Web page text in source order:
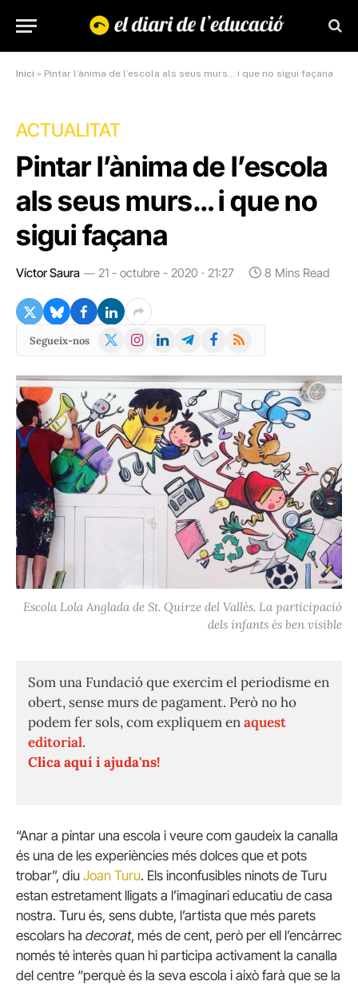
Inici » Pintar l’ànima de l’escola als seus murs… i que no sigui façana
ACTUALITAT
Pintar l’ànima de l’escola
als seus murs… i que no
sigui façana
Víctor Saura 21 - octubre - 2020 · 21:27 8 Mins Read
Segueix-nos
X
Instagram
LinkedInTelegramFacebook
RSS
Escola Lola Anglada de St. Quirze del Vallès. La participació
dels infants és ben visible
Som una Fundació que exercim el periodisme en
obert, sense murs de pagament. Però no ho
podem fer sols, com expliquem enaquest
editorial.
Clica aquí i ajuda'ns!
“Anar a pintar una escola i veure com gaudeix la canalla
és una de les experiències més dolces que et pots
trobar”, diu Joan Turu. Els inconfusibles ninots de Turu
estan estretament lligats a l’imaginari educatiu de casa
nostra. Turu és, sens dubte, l’artista que més parets
escolars ha decorat, més de cent, però per ell l’encàrrec
només té interès quan hi participa activament la canalla
del centre “perquè és la seva escola i això farà que se la